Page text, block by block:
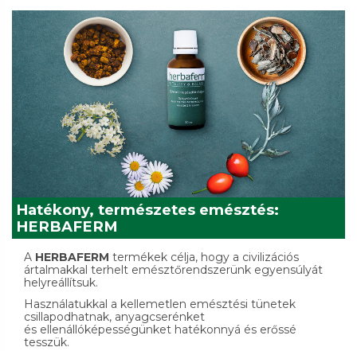
Hatékony, természetes emésztés:
HERBAFERM
A HERBAFERM termékek célja, hogy a civilizációs
ártalmakkal terhelt emésztőrendszerünk egyensúlyát
helyreállítsuk.
Használatukkal a kellemetlen emésztési tünetek
csillapodhatnak, anyagcserénket
és ellenállóképességünket hatékonnyá és erőssé
tesszük.